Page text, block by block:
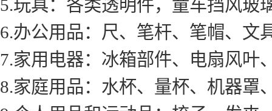
5.玩具：各类透明件，童车挡风玻
6.办公用品：尺、笔杆、笔帽、文
7.家用电器：冰箱部件、电扇风叶
8.家庭用品：水杯、量杯、机器罩